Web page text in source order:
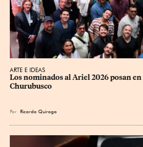
ARTE E IDEAS
Los nominados al Ariel 2026 posan
Churubusco
Por Ricardo Quiroga